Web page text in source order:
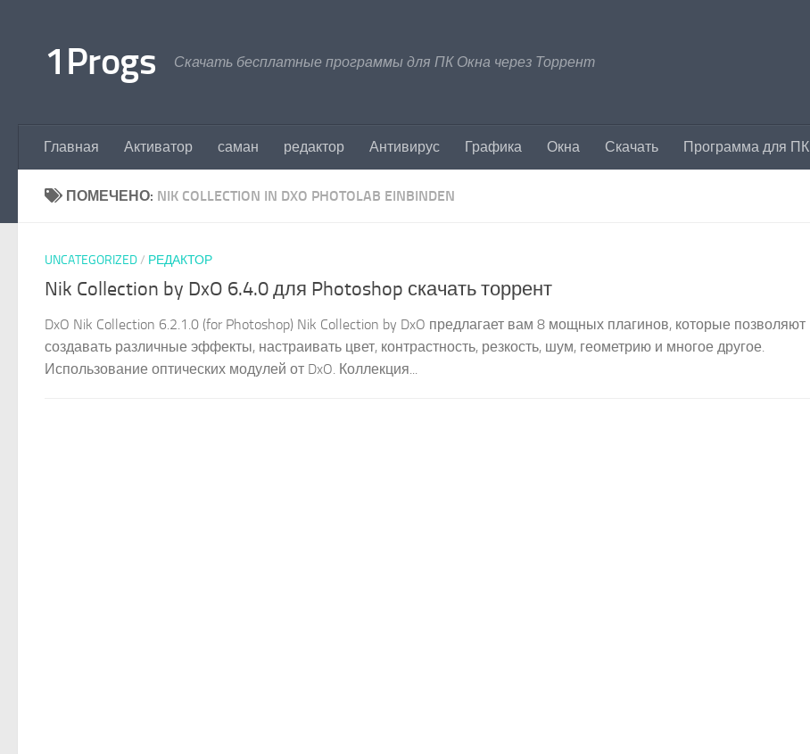
1Progs Скачать бесплатные программы для ПК Окна через Торрент
Главная Активатор саман редактор Антивирус Графика Окна Скачать Программа для ПК
ПОМЕЧЕНО: NIK COLLECTION IN DXO PHOTOLAB EINBINDEN
UNCATEGORIZED/ РЕДАКТОР
Nik Collection by DxO 6.4.0 для Photoshop скачать торрент
DxO Nik Collection 6.2.1.0 (for Photoshop) Nik Collection by DxO предлагает вам 8 мощных плагинов, которые позволяют
создавать различные эффекты, настраивать цвет, контрастность, резкость, шум, геометрию и многое другое.
Использование оптических модулей от DxO. Коллекция...